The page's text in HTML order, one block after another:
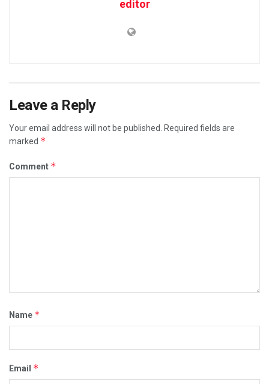
editor
Leave a Reply
Your email address will not be published.
Required fields are
marked *
Comment *
Name *
Email *